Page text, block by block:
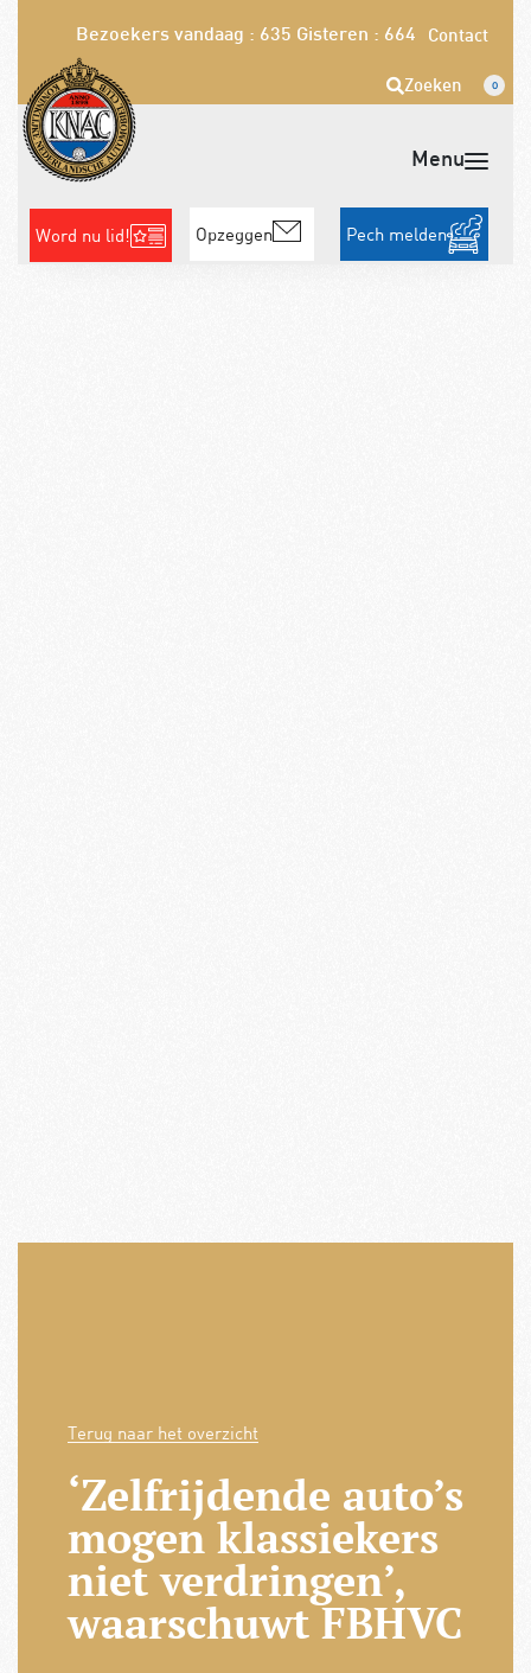
Bezoekers vandaag : 635 Gisteren : 664 Contact
Zoeken 0
Word nu lid! Opzeggen Pech melden
Terug naar het overzicht
‘Zelfrijdende auto’s
mogen klassiekers
niet verdringen’,
waarschuwt FBHVC